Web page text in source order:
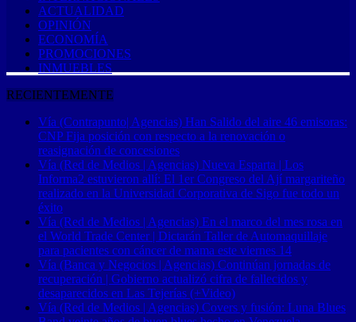
ACTUALIDAD
OPINIÓN
ECONOMÍA
PROMOCIONES
INMUEBLES
RECIENTEMENTE
Vía (Contrapunto| Agencias) Han Salido del aire 46 emisoras:
CNP Fija posición con respecto a la renovación o
reasignación de concesiones
Vía (Red de Medios | Agencias) Nueva Esparta | Los
Informa2 estuvieron allí: El 1er Congreso del Ají margariteño
realizado en la Universidad Corporativa de Sigo fue todo un
éxito
Vía (Red de Medios | Agencias) En el marco del mes rosa en
el World Trade Center | Dictarán Taller de Automaquillaje
para pacientes con cáncer de mama este viernes 14
Vía (Banca y Negocios | Agencias) Continúan jornadas de
recuperación | Gobierno actualizó cifra de fallecidos y
desaparecidos en Las Tejerías (+Video)
Vía (Red de Medios | Agencias) Covers y fusión: Luna Blues